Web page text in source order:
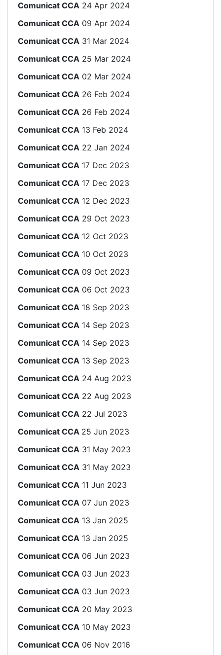
Comunicat CCA 24 Apr 2024
Comunicat CCA 09 Apr 2024
Comunicat CCA 31 Mar 2024
Comunicat CCA 25 Mar 2024
Comunicat CCA 02 Mar 2024
Comunicat CCA 26 Feb 2024
Comunicat CCA 26 Feb 2024
Comunicat CCA 13 Feb 2024
Comunicat CCA 22 Jan 2024
Comunicat CCA 17 Dec 2023
Comunicat CCA 17 Dec 2023
Comunicat CCA 12 Dec 2023
Comunicat CCA 29 Oct 2023
Comunicat CCA 12 Oct 2023
Comunicat CCA 10 Oct 2023
Comunicat CCA 09 Oct 2023
Comunicat CCA 06 Oct 2023
Comunicat CCA 18 Sep 2023
Comunicat CCA 14 Sep 2023
Comunicat CCA 14 Sep 2023
Comunicat CCA 13 Sep 2023
Comunicat CCA 24 Aug 2023
Comunicat CCA 22 Aug 2023
Comunicat CCA 22 Jul 2023
Comunicat CCA 25 Jun 2023
Comunicat CCA 31 May 2023
Comunicat CCA 31 May 2023
Comunicat CCA 11 Jun 2023
Comunicat CCA 07 Jun 2023
Comunicat CCA 13 Jan 2025
Comunicat CCA 13 Jan 2025
Comunicat CCA 06 Jun 2023
Comunicat CCA 03 Jun 2023
Comunicat CCA 03 Jun 2023
Comunicat CCA 20 May 2023
Comunicat CCA 10 May 2023
Comunicat CCA 06 Nov 2016